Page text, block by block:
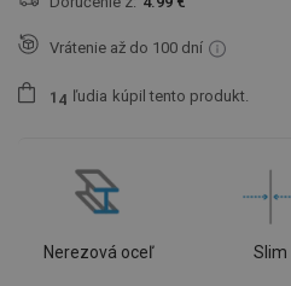
Vrátenie až do 100 dní
1 4 ľudia kúpil tento produkt.
Nerezová oceľ Slim